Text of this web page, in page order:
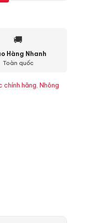
🚚
Hàng Nhanh
Toàn quốc
chính hãng, Nhông